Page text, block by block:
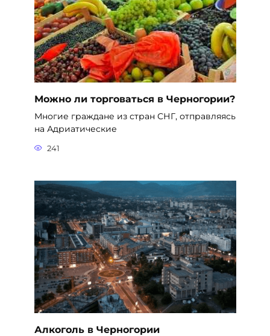
Можно ли торговаться в Черногории?
Многие граждане из стран СНГ, отправляясь
на Адриатические
241
Алкоголь в Черногории